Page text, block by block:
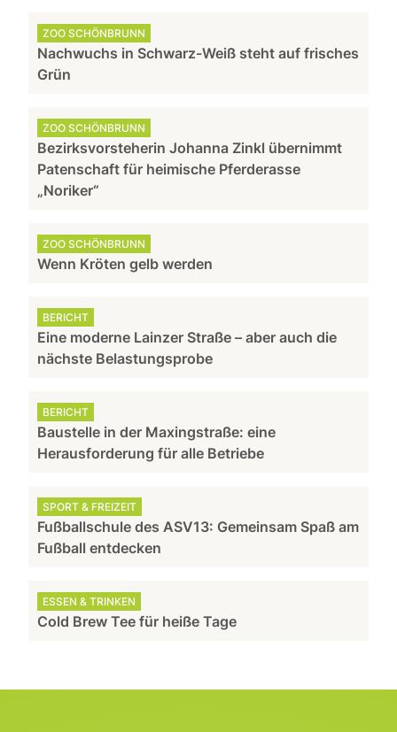
ZOO SCHÖNBRUNN
Nachwuchs in Schwarz-Weiß steht auf frisches
Grün
ZOO SCHÖNBRUNN
Bezirksvorsteherin Johanna Zinkl übernimmt
Patenschaft für heimische Pferderasse
„Noriker“
ZOO SCHÖNBRUNN
Wenn Kröten gelb werden
BERICHT
Eine moderne Lainzer Straße – aber auch die
nächste Belastungsprobe
BERICHT
Baustelle in der Maxingstraße: eine
Herausforderung für alle Betriebe
SPORT & FREIZEIT
Fußballschule des ASV13: Gemeinsam Spaß am
Fußball entdecken
ESSEN & TRINKEN
Cold Brew Tee für heiße Tage